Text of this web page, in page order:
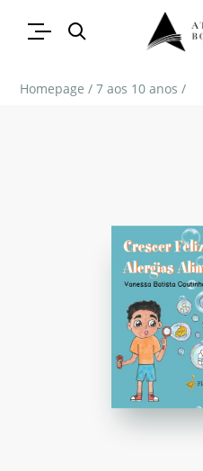
Homepage / 7 aos 10 anos /